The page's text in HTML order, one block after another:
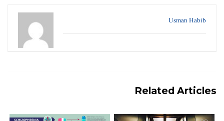
Usman Habib
Related Articles